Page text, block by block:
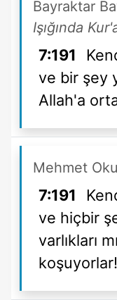
Bayraktar
Işığında
7:191
ve bir şey
Allah'a
Mehmet
7:191
ve hiçbir
varlıkları
koşuyorlar!